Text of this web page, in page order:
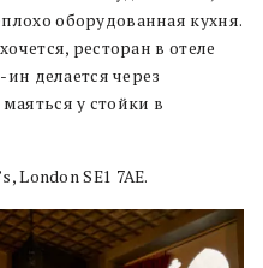
оборудованная кухня.
ресторан в отеле
делается через
у стойки в
London SE1 7AE.